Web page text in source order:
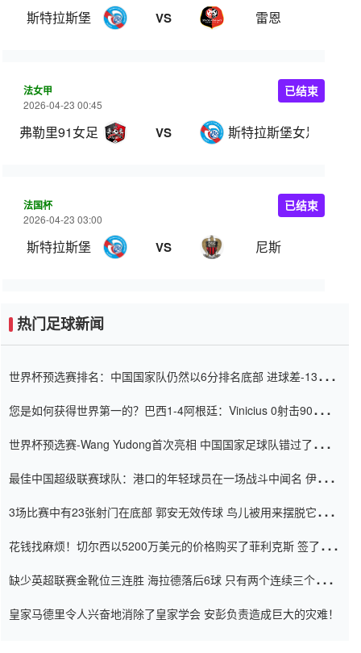
斯特拉斯堡 VS 雷恩
法女甲
2026-04-23 00:45
弗勒里91女足 VS 斯特拉斯堡女足
已结束
法国杯
2026-04-23 03:00
斯特拉斯堡 VS 尼斯
已结束
热门足球新闻
世界杯预选赛排名：中国国家队仍然以6分排名底部 进球差-13令人
您是如何获得世界第一的？巴西1-4阿根廷：Vinicius 0射击90分钟
世界杯预选赛-Wang Yudong首次亮相 中国国家足球队错过了世界
最佳中国超级联赛球队：港口的年轻球员在一场战斗中闻名 伊万放
3场比赛中有23张射门在底部 郭安无效传球 鸟儿被用来摆脱它
花钱找麻烦！切尔西以5200万美元的价格购买了菲利克斯 签了7年
缺少英超联赛金靴位三连胜 海拉德落后6球 只有两个连续三个连续
皇家马德里令人兴奋地消除了皇家学会 安彭负责造成巨大的灾难！